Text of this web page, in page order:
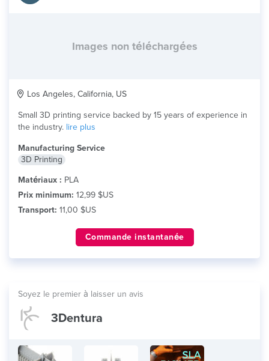
Images non téléchargées
Los Angeles, California, US
Small 3D printing service backed by 15 years of experience in
the industry. lire plus
Manufacturing Service
3D Printing
Matériaux : PLA
Prix minimum: 12,99 $US
Transport: 11,00 $US
Commande instantanée
Soyez le premier à laisser un avis
3Dentura